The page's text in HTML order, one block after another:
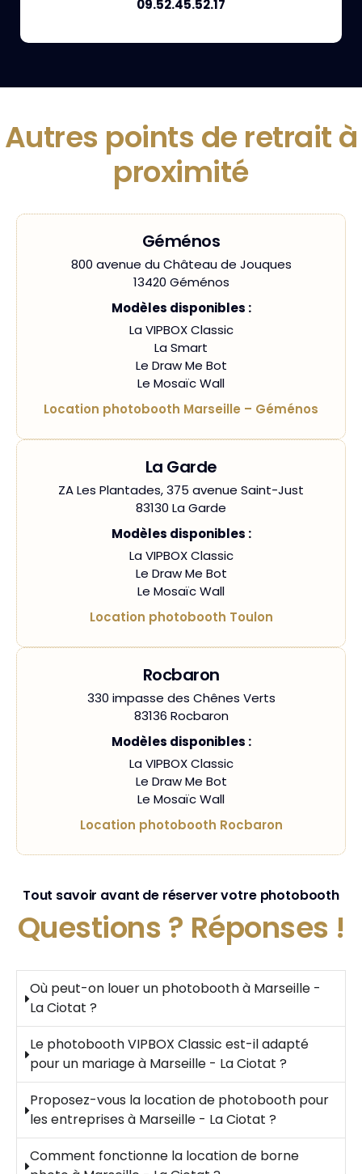
09.52.45.52.17
Autres points de retrait à
proximité
Géménos
800 avenue du Château de Jouques
13420 Géménos
Modèles disponibles :
La VIPBOX Classic
La Smart
Le Draw Me Bot
Le Mosaïc Wall
Location photobooth Marseille – Géménos
La Garde
ZA Les Plantades, 375 avenue Saint-Just
83130 La Garde
Modèles disponibles :
La VIPBOX Classic
Le Draw Me Bot
Le Mosaïc Wall
Location photobooth Toulon
Rocbaron
330 impasse des Chênes Verts
83136 Rocbaron
Modèles disponibles :
La VIPBOX Classic
Le Draw Me Bot
Le Mosaïc Wall
Location photobooth Rocbaron
Tout savoir avant de réserver votre photobooth
Questions ? Réponses !
Où peut-on louer un photobooth à Marseille -
La Ciotat ?
Le photobooth VIPBOX Classic est-il adapté
pour un mariage à Marseille - La Ciotat ?
Proposez-vous la location de photobooth pour
les entreprises à Marseille - La Ciotat ?
Comment fonctionne la location de borne